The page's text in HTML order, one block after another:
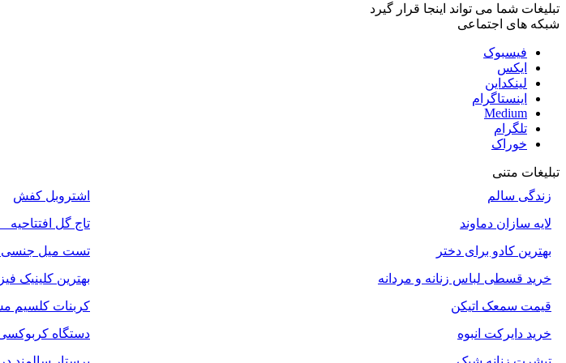
تبلیغات شما می تواند اینجا قرار گیرد
شبکه های اجتماعی
فیسبوک
ایکس
لینکداین
اینستاگرام
Medium
تلگرام
خوراک
تبلیغات متنی
زندگی سالم
اشتروبل کفش
لایه سازان دماوند
تاج گل افتتاحیه
بهترین کادو برای دختر
تست میل جنسی
خرید قسطی لباس زنانه و مردانه
بهترین کلینیک
قیمت سمعک اتیکن
کربنات کلسیم مش
خرید دایرکت انبوه
دستگاه